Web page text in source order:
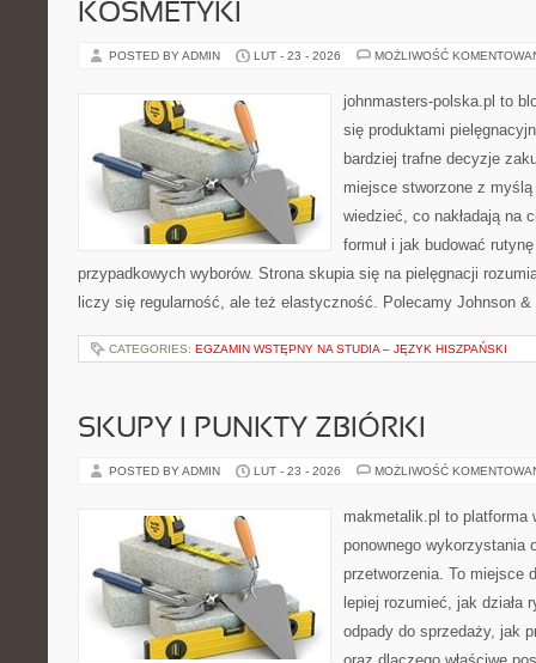
KOSMETYKI
POSTED BY ADMIN LUT - 23 - 2026 MOŻLIWOŚĆ
johnmasters-polska.pl to
się produktami
bardziej trafne decyzje
miejsce stworzone z
wiedzieć, co nakładają na
formuł i jak budować
przypadkowych wyborów. Strona skupia się na pielęgnacji
liczy się regularność, ale też elastyczność. Polecamy Johnson
CATEGORIES: EGZAMIN WSTĘPNY NA STUDIA – JĘZYK HISZPAŃSKI
SKUPY I PUNKTY ZBIÓRKI
POSTED BY ADMIN LUT - 23 - 2026 MOŻLIWOŚĆ
makmetalik.pl to platforma
ponownego wykorzystania
przetworzenia. To miejsce
lepiej rozumieć, jak działa
odpady do sprzedaży, jak